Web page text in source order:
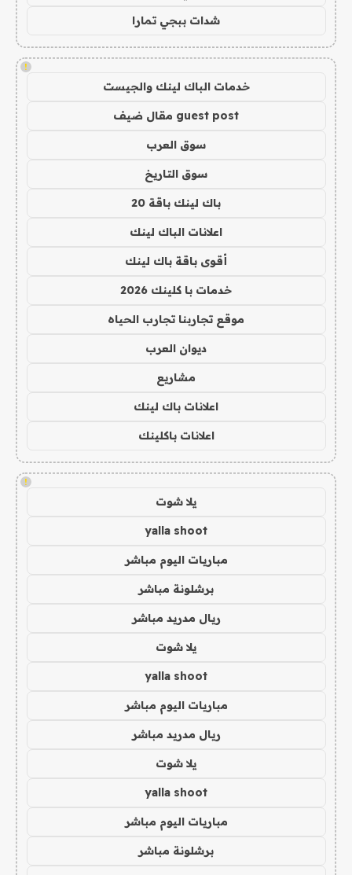
شدات ببجي تمارا
!
خدمات الباك لينك والجيست
guest post مقال ضيف
سوق العرب
سوق التاريخ
باك لينك باقة 20
اعلانات الباك لينك
أقوى باقة باك لينك
خدمات با كلينك 2026
موقع تجاربنا تجارب الحياه
ديوان العرب
مشاريع
اعلانات باك لينك
اعلانات باكلينك
!
يلا شوت
yalla shoot
مباريات اليوم مباشر
برشلونة مباشر
ريال مدريد مباشر
يلا شوت
yalla shoot
مباريات اليوم مباشر
ريال مدريد مباشر
يلا شوت
yalla shoot
مباريات اليوم مباشر
برشلونة مباشر